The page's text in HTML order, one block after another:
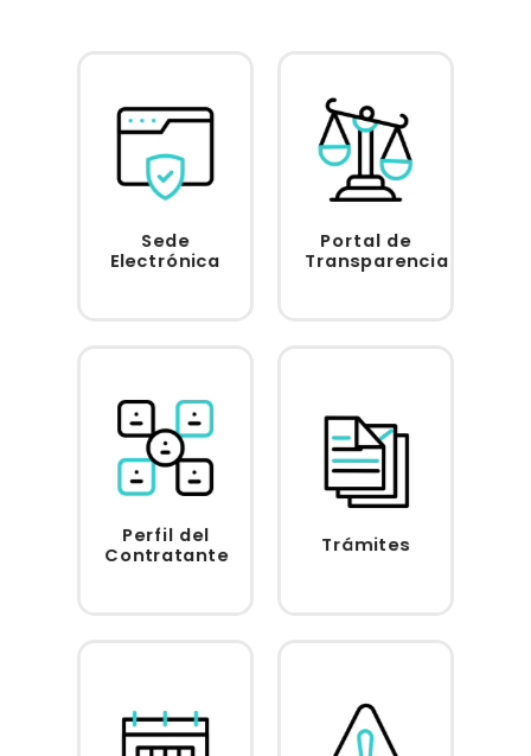
Sede
Electrónica
Acceder
Portal de
Transparencia
Acceder
Perfil del
Contratante
Acceder Trámites
Acceder